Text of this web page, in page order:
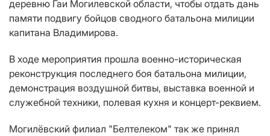
деревню Гаи Могилевской области, чтобы отдать дань
памяти подвигу бойцов сводного батальона милиции
капитана Владимирова.
В ходе мероприятия прошла военно-историческая
реконструкция последнего боя батальона милиции,
демонстрация воздушной битвы, выставка военной и
служебной техники, полевая кухня и концерт-реквием.
Могилёвский филиал "Белтелеком" так же принял